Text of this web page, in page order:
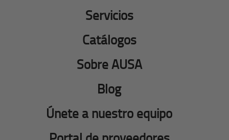
Servicios
Catálogos
Sobre AUSA
Blog
Únete a nuestro equipo